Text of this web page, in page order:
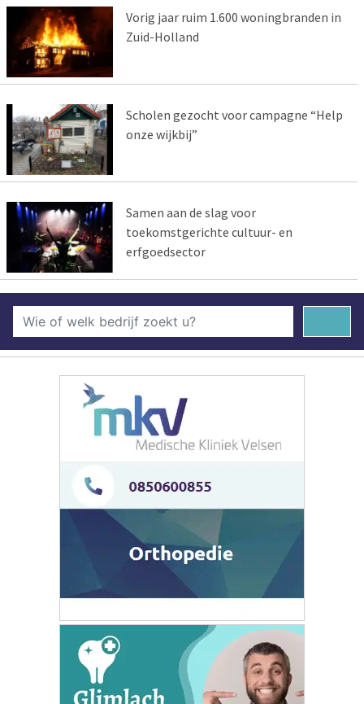
Vorig jaar ruim 1.600 woningbranden in
Zuid-Holland
Scholen gezocht voor campagne “Help
onze wijkbij”
Samen aan de slag voor
toekomstgerichte cultuur- en
erfgoedsector